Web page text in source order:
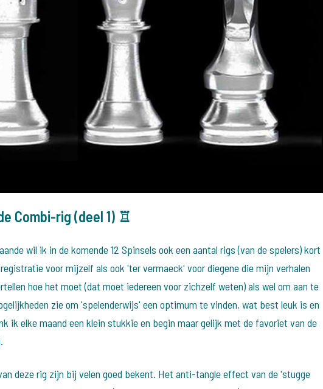
Combi-rig (deel 1) ♖
wil ik in de komende 12 Spinsels ook een aantal rigs (van de spelers) kort
voor mijzelf als ook 'ter vermaeck' voor diegene die mijn verhalen
hoe het moet (dat moet iedereen voor zichzelf weten) als wel om aan te
zie om 'spelenderwijs' een optimum te vinden, wat best leuk is en
ik elke maand een klein stukkie en begin maar gelijk met de favoriet van de
deze rig zijn bij velen goed bekent. Het anti-tangle effect van de 'stugge